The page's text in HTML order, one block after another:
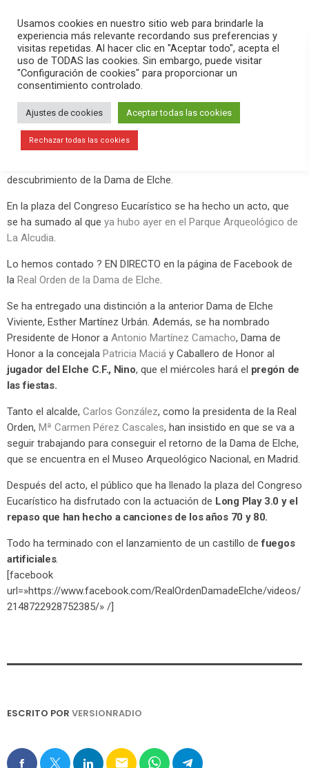
search menu pause PLAY
agosto 4, 2019
La conmemoración del hallazgo de la
Dama de Elche acaba con la
reivindicación de su regreso
descubrimiento de la Dama de Elche.
En la plaza del Congreso Eucarístico se ha hecho un acto, que
se ha sumado al que ya hubo ayer en el Parque Arqueológico de
La Alcudia
Lo hemos contado ? EN DIRECTO en la página de Facebook de
la Real Orden de la Dama de Elche
Se ha entregado una distinción a la anterior Dama de Elche
Viviente, Esther Martínez Urbán. Además, se ha nombrado
Presidente de Honor a Antonio Martínez Camacho, Dama de
Honor a la concejala Patricia Maciá y Caballero de Honor al
jugador del Elche C.F., Nino, que el miércoles hará el pregón de
las fiestas.
Tanto el alcalde, Carlos González, como la presidenta de la Real
Orden, Mª Carmen Pérez Cascales, han insistido en que se va a
seguir trabajando para conseguir el retorno de la Dama de Elche,
que se encuentra en el Museo Arqueológico Nacional, en Madrid.
Después del acto, el público que ha llenado la plaza del Congreso
Eucarístico ha disfrutado con la actuación de Long Play 3.0 y el
repaso que han hecho a canciones de los años 70 y 80.
Todo ha terminado con el lanzamiento de un castillo defuegos
artificiales.
[facebook
url=»https://www.facebook.com/RealOrdenDamadeElche/videos/
2148722928752385/» /]
ESCRITO POR VERSIONRADIO
email
Usamos cookies en nuestro sitio web para brindarle la
experiencia más relevante recordando sus preferencias y
visitas repetidas. Al hacer clic en "Aceptar todo", acepta el
uso de TODAS las cookies. Sin embargo, puede visitar
"Configuración de cookies" para proporcionar un
consentimiento controlado.
Ajustes de cookies Aceptar todas las cookies
Rechazar todas las cookies